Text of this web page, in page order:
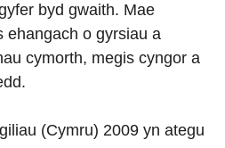
byd gwaith. Mae
ehangach o gyrsiau a
cymorth, megis cyngor a
(Cymru) 2009 yn ategu